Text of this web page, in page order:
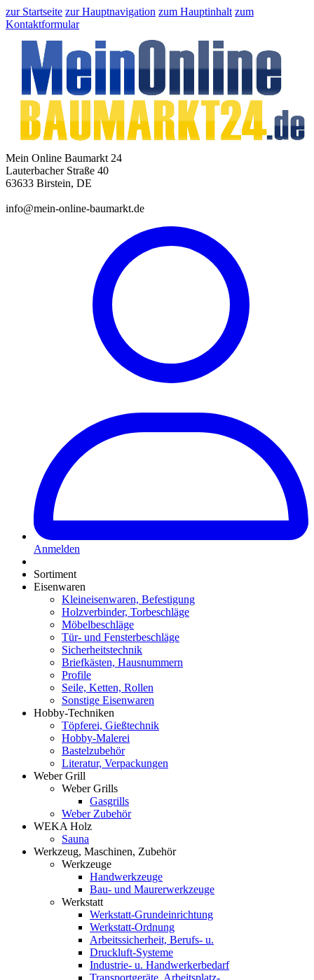
zur Startseite zur Hauptnavigation zum Hauptinhalt zum
Kontaktformular
Mein Online Baumarkt 24
Lauterbacher Straße 40
63633 Birstein, DE
info@mein-online-baumarkt.de
Anmelden
Sortiment
Eisenwaren
Kleineisenwaren, Befestigung
Holzverbinder, Torbeschläge
Möbelbeschläge
Tür- und Fensterbeschläge
Sicherheitstechnik
Briefkästen, Hausnummern
Profile
Seile, Ketten, Rollen
Sonstige Eisenwaren
Hobby-Techniken
Töpferei, Gießtechnik
Hobby-Malerei
Bastelzubehör
Literatur, Verpackungen
Weber Grill
Weber Grills
Gasgrills
Weber Zubehör
WEKA Holz
Sauna
Werkzeug, Maschinen, Zubehör
Werkzeuge
Handwerkzeuge
Bau- und Maurerwerkzeuge
Werkstatt
Werkstatt-Grundeinrichtung
Werkstatt-Ordnung
Arbeitssicherheit, Berufs- u.
Druckluft-Systeme
Industrie- u. Handwerkerbedarf
Transportgeräte, Arbeitsplatz-